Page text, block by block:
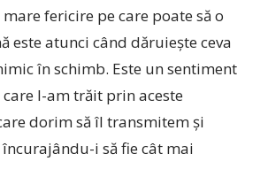
mare fericire pe care poate să o
este atunci când dăruiește ceva
în schimb. Este un sentiment
l-am trăit prin aceste
dorim să îl transmitem și
i să fie cât mai